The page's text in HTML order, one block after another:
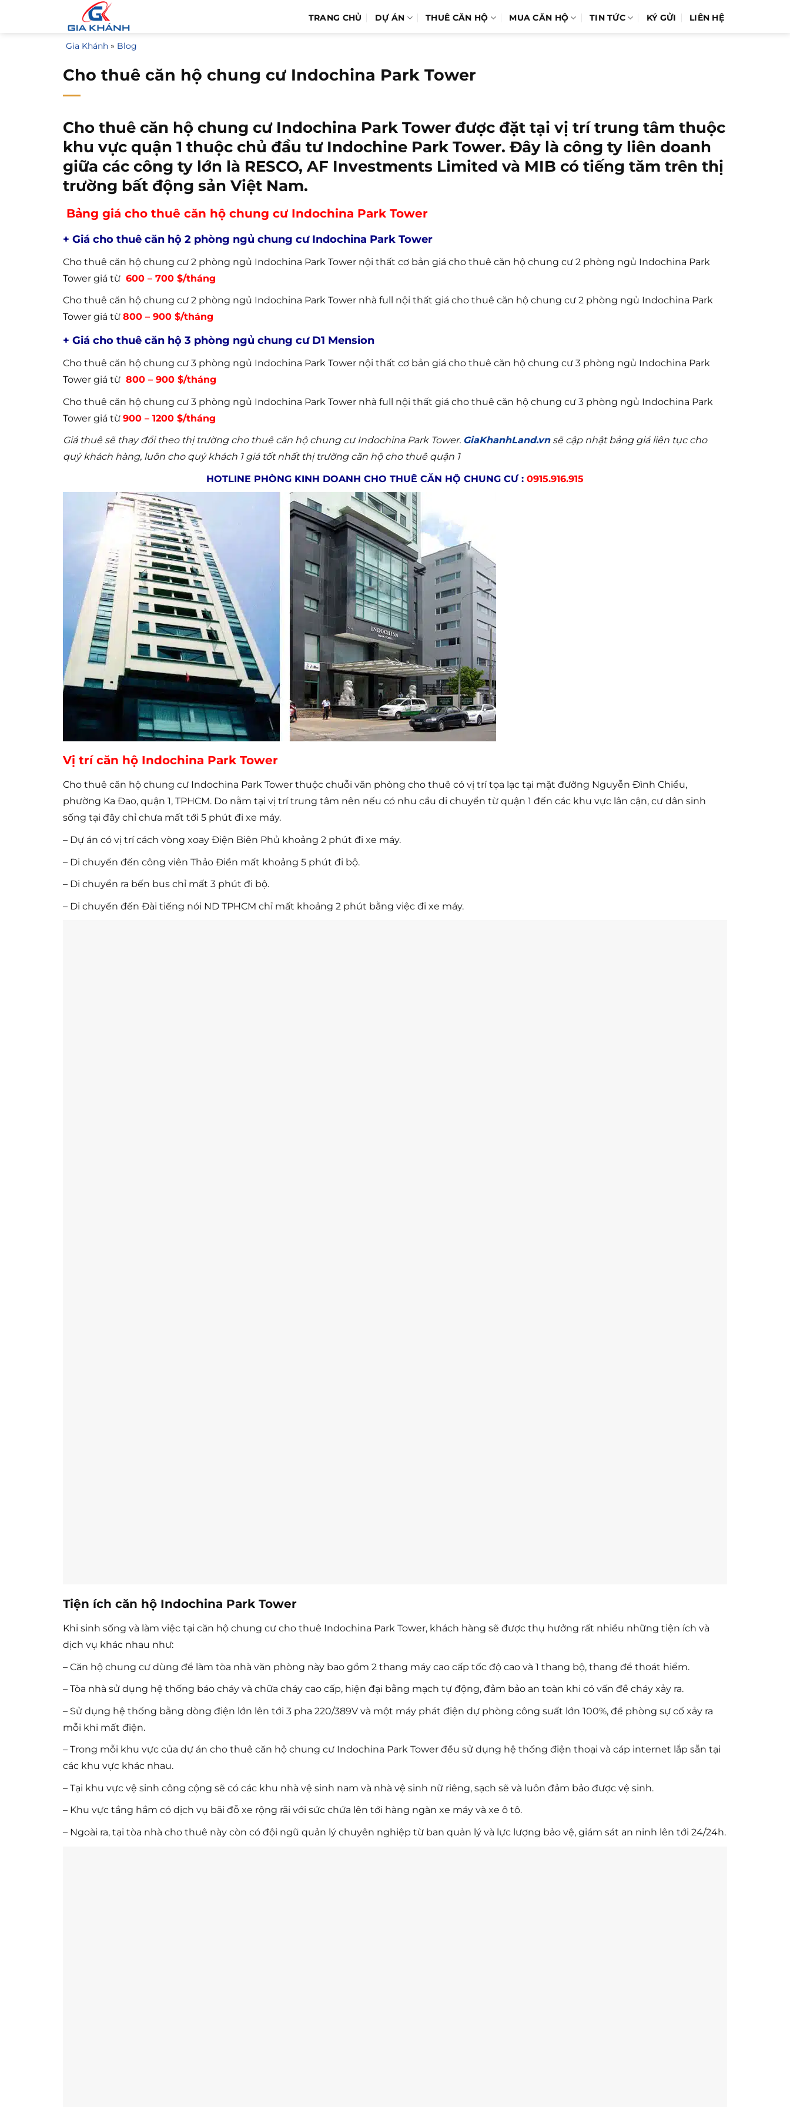
TRANG CHỦ DỰ ÁN THUÊ CĂN HỘ MUA CĂN HỘ TIN TỨC KÝ GỬI LIÊN HỆ
Gia Khánh » Blog
Cho thuê căn hộ chung cư Indochina Park Tower
Cho thuê căn hộ chung cư Indochina Park Tower được đặt tại vị trí trung tâm thuộc
khu vực quận 1 thuộc chủ đầu tư Indochine Park Tower. Đây là công ty liên doanh
giữa các công ty lớn là RESCO, AF Investments Limited và MIB có tiếng tăm trên thị
trường bất động sản Việt Nam.
Bảng giá cho thuê căn hộ chung cư Indochina Park Tower
+ Giá cho thuê căn hộ 2 phòng ngủ chung cư Indochina Park Tower
Cho thuê căn hộ chung cư 2 phòng ngủ Indochina Park Tower nội thất cơ bản giá cho thuê căn hộ chung cư 2 phòng ngủ Indochina Park
Tower giá từ 600 – 700 $/tháng
Cho thuê căn hộ chung cư 2 phòng ngủ Indochina Park Tower nhà full nội thất giá cho thuê căn hộ chung cư 2 phòng ngủ Indochina Park
Tower giá từ 800 – 900 $/tháng
+ Giá cho thuê căn hộ 3 phòng ngủ chung cư D1 Mension
Cho thuê căn hộ chung cư 3 phòng ngủ Indochina Park Tower nội thất cơ bản giá cho thuê căn hộ chung cư 3 phòng ngủ Indochina Park
Tower giá từ 800 – 900 $/tháng
Cho thuê căn hộ chung cư 3 phòng ngủ Indochina Park Tower nhà full nội thất giá cho thuê căn hộ chung cư 3 phòng ngủ Indochina Park
Tower giá từ 900 – 1200 $/tháng
Giá thuê sẽ thay đổi theo thị trường cho thuê căn hộ chung cư Indochina Park Tower. GiaKhanhLand.vnsẽ cập nhật bảng giá liên tục cho
quý khách hàng, luôn cho quý khách 1 giá tốt nhất thị trường căn hộ cho thuê quận 1
HOTLINE PHÒNG KINH DOANH CHO THUÊ CĂN HỘ CHUNG CƯ : 0915.916.915
Vị trí căn hộ Indochina Park Tower
Cho thuê căn hộ chung cư Indochina Park Tower thuộc chuỗi văn phòng cho thuê có vị trí tọa lạc tại mặt đường Nguyễn Đình Chiểu,
phường Ka Đao, quận 1, TPHCM. Do nằm tại vị trí trung tâm nên nếu có nhu cầu di chuyển từ quận 1 đến các khu vực lân cận, cư dân sinh
sống tại đây chỉ chưa mất tới 5 phút đi xe máy.
– Dự án có vị trí cách vòng xoay Điện Biên Phủ khoảng 2 phút đi xe máy.
– Di chuyển đến công viên Thảo Điền mất khoảng 5 phút đi bộ.
– Di chuyển ra bến bus chỉ mất 3 phút đi bộ.
– Di chuyển đến Đài tiếng nói ND TPHCM chỉ mất khoảng 2 phút bằng việc đi xe máy.
Tiện ích căn hộ Indochina Park Tower
Khi sinh sống và làm việc tại căn hộ chung cư cho thuê Indochina Park Tower, khách hàng sẽ được thụ hưởng rất nhiều những tiện ích và
dịch vụ khác nhau như:
– Căn hộ chung cư dùng để làm tòa nhà văn phòng này bao gồm 2 thang máy cao cấp tốc độ cao và 1 thang bộ, thang để thoát hiểm.
– Tòa nhà sử dụng hệ thống báo cháy và chữa cháy cao cấp, hiện đại bằng mạch tự động, đảm bảo an toàn khi có vấn đề cháy xảy ra.
– Sử dụng hệ thống bằng dòng điện lớn lên tới 3 pha 220/389V và một máy phát điện dự phòng công suất lớn 100%, đề phòng sự cố xảy ra
mỗi khi mất điện.
– Trong mỗi khu vực của dự án cho thuê căn hộ chung cư Indochina Park Tower đều sử dụng hệ thống điện thoại và cáp internet lắp sẵn tại
các khu vực khác nhau.
– Tại khu vực vệ sinh công cộng sẽ có các khu nhà vệ sinh nam và nhà vệ sinh nữ riêng, sạch sẽ và luôn đảm bảo được vệ sinh.
– Khu vực tầng hầm có dịch vụ bãi đỗ xe rộng rãi với sức chứa lên tới hàng ngàn xe máy và xe ô tô.
– Ngoài ra, tại tòa nhà cho thuê này còn có đội ngũ quản lý chuyên nghiệp từ ban quản lý và lực lượng bảo vệ, giám sát an ninh lên tới 24/24h.